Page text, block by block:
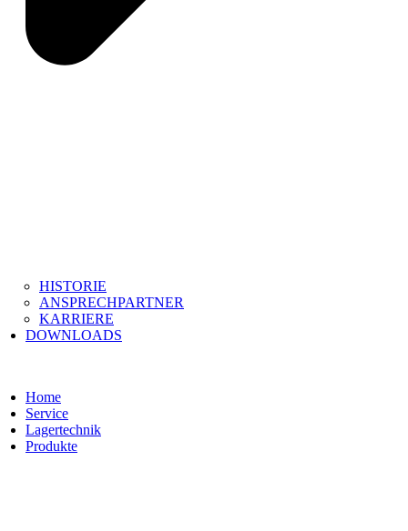
HISTORIE
ANSPRECHPARTNER
KARRIERE
DOWNLOADS
Home
Service
Lagertechnik
Produkte